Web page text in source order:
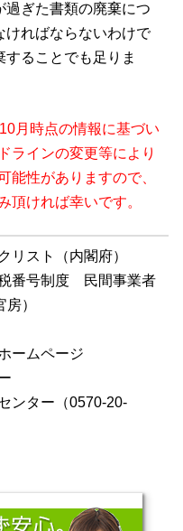
過ぎた書類の廃棄につ
ければならないわけで
ることでも足りま
月時点の情報に基づい
ラインの変更等により
能性がありますので、
頂ければ幸いです。
リスト（内閣府）
号制度 民間事業者
）
ムページ
ター（0570-20-